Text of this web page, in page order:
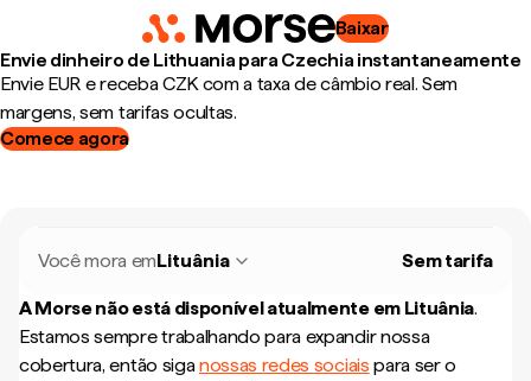
Baixar
Envie dinheiro de Lithuania para Czechia instantaneamente
Envie EUR e receba CZK com a taxa de câmbio real. Sem
margens, sem tarifas ocultas.
Comece agora
Você mora emLituânia Sem tarifa
A Morse não está disponível atualmente em Lituânia.
Estamos sempre trabalhando para expandir nossa
cobertura, então siganossas redes sociais para ser o